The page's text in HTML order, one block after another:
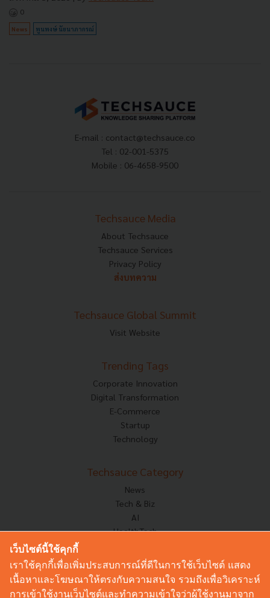
0
News พูนพงษ์ นัยนาภากรณ์
E-mail : contact@techsauce.co
Tel : 02-001-5375
Mobile : 06-4658-9500
Techsauce Media
About Techsauce
Techsauce Services
Privacy Policy
ส่งบทความ
Techsauce Global Summit
Visit Website
Trending Tags
Corporate Innovation
Digital Transformation
E-Commerce
Startup
Technology
Techsauce Category
News
Tech & Biz
AI
HealthTech
Corp Innov
Saucy Thoughts
Based On
เว็บไซต์นี้ใช้คุกกี้
เราใช้คุกกี้เพื่อเพิ่มประสบการณ์ที่ดีในการใช้เว็บไซต์ แสดง
เนื้อหาและโฆษณาให้ตรงกับความสนใจ รวมถึงเพื่อวิเคราะห์
การเข้าใช้งานเว็บไซต์และทำความเข้าใจว่าผู้ใช้งานมาจาก